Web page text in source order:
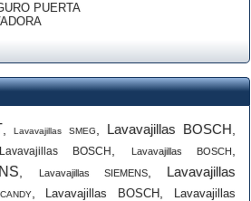
PUERTA
,Lavavajillas SMEG Lavavajillas BOSCH
Lavavajillas BOSCH Lavavajillas BOSCH
Lavavajillas SIEMENS, Lavavajillas
, Lavavajillas BOSCH
Lavavajillas